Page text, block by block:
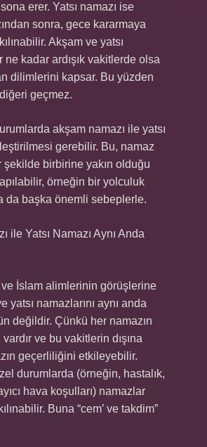
erer. Yatsı namazı ise
sonra, gece kararmaya
Akşam ve yatsı
ne kadar ardışık vakitlerde olsa
dilimlerini kapsar. Bu yüzden
geçmez.
akşam namazı ile yatsı
gerebilir. Bu, namaz
birbirine yakın olduğu
örneğin bir yolculuk
da başka önemli sebeplerle.
ile Yatsı Namazı Aynı Anda
İslam alimlerinin görüşlerine
yatsı namazlarını aynı anda
değildir. Çünkü her namazın
ve bu vakitlerin dışına
geçerliliğini etkileyebilir.
durumlarda (örneğin, hastalık,
hava koşulları) namazlar
Buna “cem’ ve takdim”